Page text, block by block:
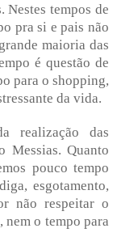
Nestes tempos de
pra si e pais não
maioria das
é questão de
para o shopping,
da vida.
realização das
Messias. Quanto
pouco tempo
esgotamento,
não respeitar o
nem o tempo para